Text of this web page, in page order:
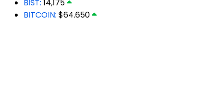
BIST: 14,175
BITCOIN: $64.650